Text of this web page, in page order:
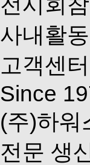
사내활동
고객센터
Since
(주)하워
전문 생